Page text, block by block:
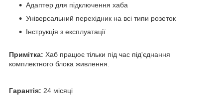
Адаптер для підключення хаба
Універсальний перехідник на всі типи розеток
Інструкція з експлуатації
Примітка: Хаб працює тільки під час під'єднання
комплектного блока живлення.
Гарантія: 24 місяці